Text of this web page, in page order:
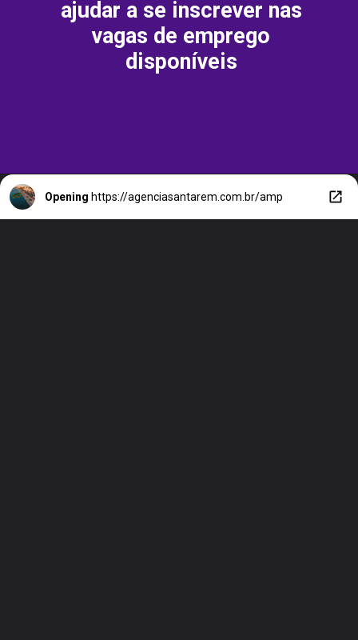
ajudar a se inscrever nas
vagas de emprego
disponíveis
Opening https://agenciasantarem.com.br/amp